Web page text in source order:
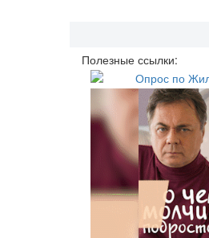
Полезные ссылки: